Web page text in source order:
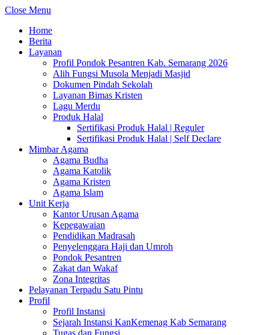
Close Menu
Home
Berita
Layanan
Profil Pondok Pesantren Kab. Semarang 2026
Alih Fungsi Musola Menjadi Masjid
Dokumen Pindah Sekolah
Layanan Bimas Kristen
Lagu Merdu
Produk Halal
Sertifikasi Produk Halal | Reguler
Sertifikasi Produk Halal | Self Declare
Mimbar Agama
Agama Budha
Agama Katolik
Agama Kristen
Agama Islam
Unit Kerja
Kantor Urusan Agama
Kepegawaian
Pendidikan Madrasah
Penyelenggara Haji dan Umroh
Pondok Pesantren
Zakat dan Wakaf
Zona Integritas
Pelayanan Terpadu Satu Pintu
Profil
Profil Instansi
Sejarah Instansi KanKemenag Kab Semarang
Tugas dan Fungsi